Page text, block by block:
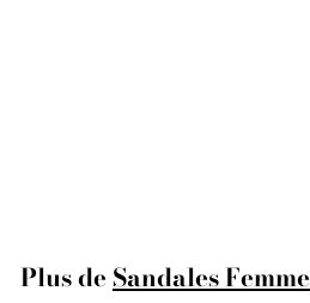
9
Plus de Sandales Femme